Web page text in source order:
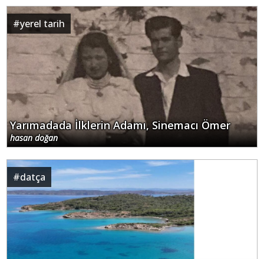
#yerel tarih
Yarımadada İlklerin Adamı, Sinemacı Ömer
hasan doğan
#datça